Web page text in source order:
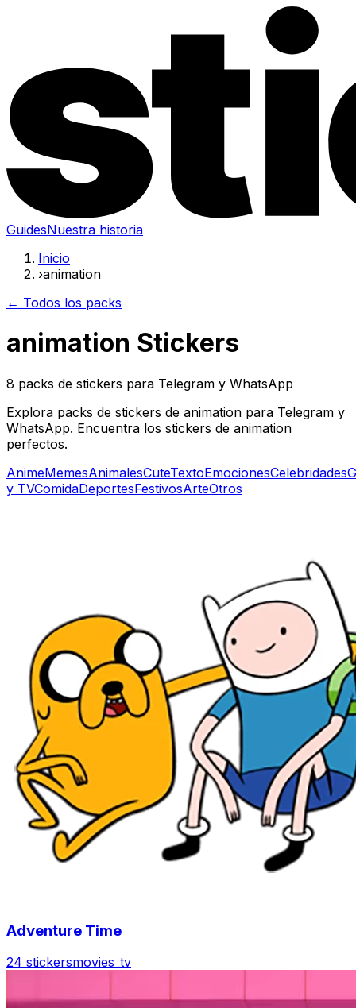
GuidesNuestra historia
Inicio
›animation
← Todos los packs
animation Stickers
8 packs de stickers para Telegram y WhatsApp
Explora packs de stickers de animation para Telegram y
WhatsApp. Encuentra los stickers de animation
perfectos.
AnimeMemesAnimalesCuteTextoEmocionesCelebridades
y TVComidaDeportesFestivosArteOtros
Adventure Time
24 stickersmovies_tv